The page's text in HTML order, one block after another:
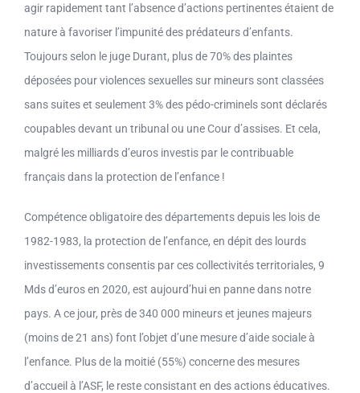
agir rapidement tant l’absence d’actions pertinentes étaient de
nature à favoriser l’impunité des prédateurs d’enfants.
Toujours selon le juge Durant, plus de 70% des plaintes
déposées pour violences sexuelles sur mineurs sont classées
sans suites et seulement 3% des pédo-criminels sont déclarés
coupables devant un tribunal ou une Cour d’assises. Et cela,
malgré les milliards d’euros investis par le contribuable
français dans la protection de l’enfance !
Compétence obligatoire des départements depuis les lois de
1982-1983, la protection de l’enfance, en dépit des lourds
investissements consentis par ces collectivités territoriales, 9
Mds d’euros en 2020, est aujourd’hui en panne dans notre
pays. A ce jour, près de 340 000 mineurs et jeunes majeurs
(moins de 21 ans) font l’objet d’une mesure d’aide sociale à
l’enfance. Plus de la moitié (55%) concerne des mesures
d’accueil à l’ASF, le reste consistant en des actions éducatives.